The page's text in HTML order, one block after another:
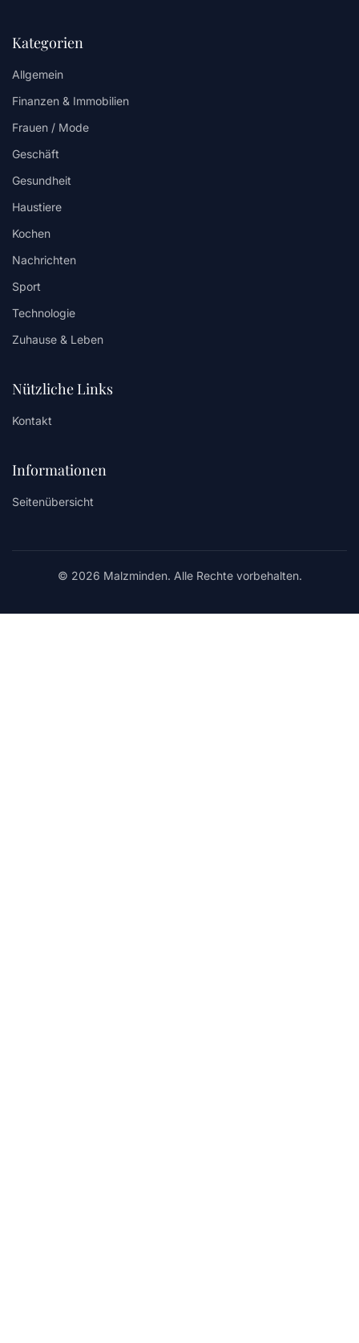
Kategorien
Allgemein
Finanzen & Immobilien
Frauen / Mode
Geschäft
Gesundheit
Haustiere
Kochen
Nachrichten
Sport
Technologie
Zuhause & Leben
Nützliche Links
Kontakt
Informationen
Seitenübersicht
© 2026 Malzminden. Alle Rechte vorbehalten.